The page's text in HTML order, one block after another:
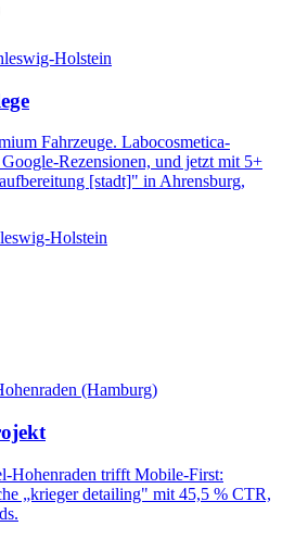
Holstein
Fahrzeuge. Labocosmetica-
Rezensionen, und jetzt mit 5+
[stadt]" in Ahrensburg,
Holstein
(Hamburg)
Hohenraden trifft Mobile-First:
„krieger detailing" mit 45,5 % CTR,